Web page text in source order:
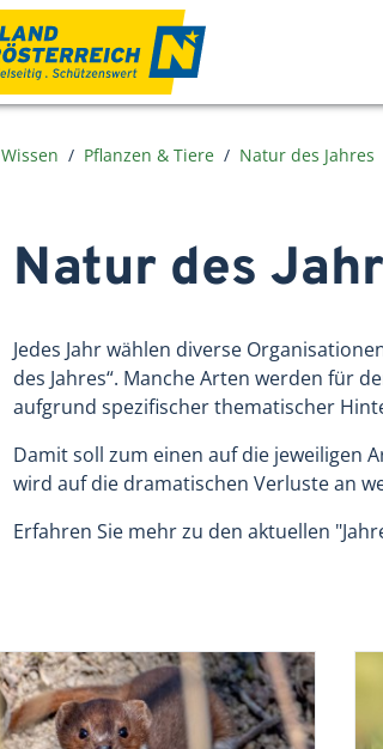
Wissen Pflanzen & Tiere Natur des Jahres
Natur des
Jedes Jahr wählen diverse
des Jahres“. Manche Arten werden für
aufgrund spezifischer thematischer
Damit soll zum einen auf die jeweiligen
wird auf die dramatischen Verluste an
Erfahren Sie mehr zu den aktuellen